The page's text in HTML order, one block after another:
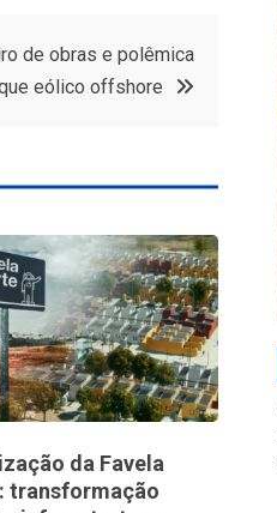
de obras e polêmica
eólico offshore
da Favela
transformação